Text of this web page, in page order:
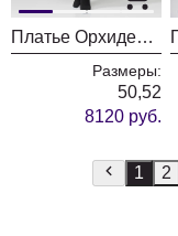
Платье ОрхидеяЛюкс 1309
Размеры:
50,52
8120 руб.
1 2